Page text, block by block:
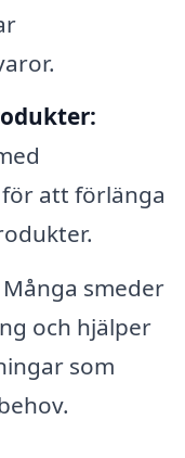
att förlänga
Många smeder
och hjälper
som